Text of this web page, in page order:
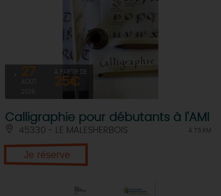
27
AOÛT
2026
À PARTIR DE
25€
Calligraphie pour débutants à l'AMI
45330 - LE MALESHERBOIS À 7.5 KM
Je réserve